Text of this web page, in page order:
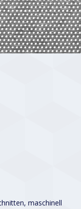
maschinell